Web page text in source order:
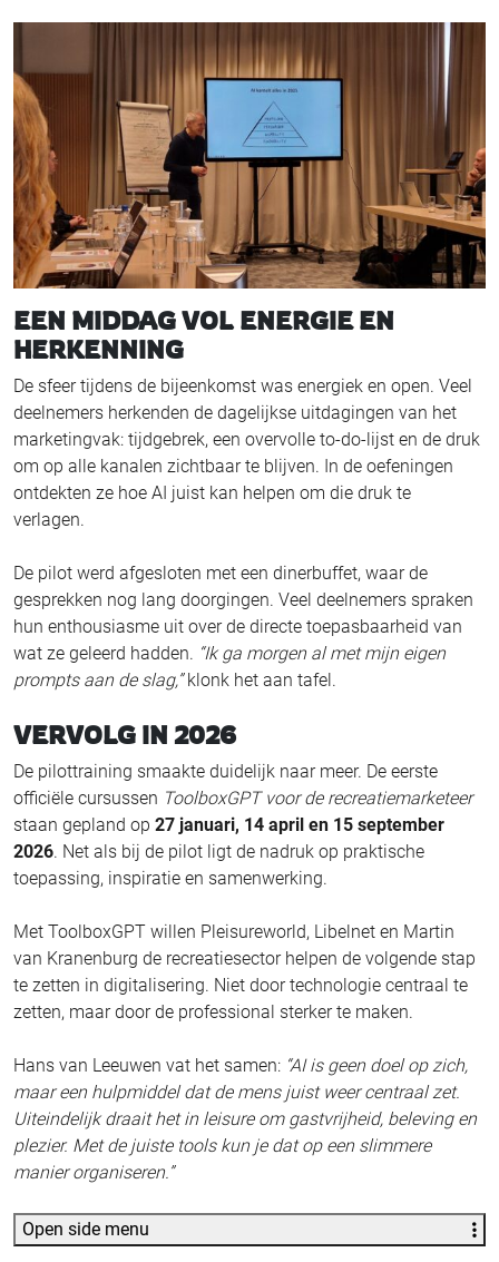
EEN MIDDAG VOL ENERGIE EN
HERKENNING
De sfeer tijdens de bijeenkomst was energiek en open. Veel
deelnemers herkenden de dagelijkse uitdagingen van het
marketingvak: tijdgebrek, een overvolle to-do-lijst en de druk
om op alle kanalen zichtbaar te blijven. In de oefeningen
ontdekten ze hoe AI juist kan helpen om die druk te
verlagen.
De pilot werd afgesloten met een dinerbuffet, waar de
gesprekken nog lang doorgingen. Veel deelnemers spraken
hun enthousiasme uit over de directe toepasbaarheid van
wat ze geleerd hadden. “Ik ga morgen al met mijn eigen
prompts aan de slag,”klonk het aan tafel.
VERVOLG IN 2026
De pilottraining smaakte duidelijk naar meer. De eerste
officiële cursussen ToolboxGPT voor de recreatiemarketeer
staan gepland op 27 januari, 14 april en 15 september
2026. Net als bij de pilot ligt de nadruk op praktische
toepassing, inspiratie en samenwerking.
Met ToolboxGPT willen Pleisureworld, Libelnet en Martin
van Kranenburg de recreatiesector helpen de volgende stap
te zetten in digitalisering. Niet door technologie centraal te
zetten, maar door de professional sterker te maken.
Hans van Leeuwen vat het samen: “AI is geen doel op zich,
maar een hulpmiddel dat de mens juist weer centraal zet.
Uiteindelijk draait het in leisure om gastvrijheid, beleving en
plezier. Met de juiste tools kun je dat op een slimmere
manier organiseren.”
Open side menu